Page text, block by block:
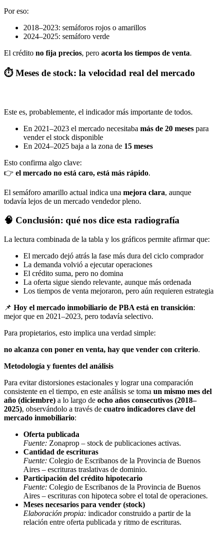
Por eso:
2018–2023: semáforos rojos o amarillos
2024–2025: semáforo verde
El crédito no fija precios, pero acorta los tiempos de venta.
⏱️ Meses de stock: la velocidad real del mercado
Este es, probablemente, el indicador más importante de todos.
En 2021–2023 el mercado necesitaba más de 20 meses para
vender el stock disponible
En 2024–2025 baja a la zona de 15 meses
Esto confirma algo clave:
👉 el mercado no está caro, está más rápido.
El semáforo amarillo actual indica una mejora clara, aunque
todavía lejos de un mercado vendedor pleno.
🧠 Conclusión: qué nos dice esta radiografía
La lectura combinada de la tabla y los gráficos permite afirmar que:
El mercado dejó atrás la fase más dura del ciclo comprador
La demanda volvió a ejecutar operaciones
El crédito suma, pero no domina
La oferta sigue siendo relevante, aunque más ordenada
Los tiempos de venta mejoraron, pero aún requieren estrategia
📌 Hoy el mercado inmobiliario de PBA está en transición:
mejor que en 2021–2023, pero todavía selectivo.
Para propietarios, esto implica una verdad simple:
no alcanza con poner en venta, hay que vender con criterio.
Metodología y fuentes del análisis
Para evitar distorsiones estacionales y lograr una comparación
consistente en el tiempo, en este análisis se toma un mismo mes del
año (diciembre) a lo largo de ocho años consecutivos (2018–
2025), observándolo a través de cuatro indicadores clave del
mercado inmobiliario:
Oferta publicada
Fuente: Zonaprop – stock de publicaciones activas.
Cantidad de escrituras
Fuente: Colegio de Escribanos de la Provincia de Buenos
Aires – escrituras traslativas de dominio.
Participación del crédito hipotecario
Fuente: Colegio de Escribanos de la Provincia de Buenos
Aires – escrituras con hipoteca sobre el total de operaciones.
Meses necesarios para vender (stock)
Elaboración propia: indicador construido a partir de la
relación entre oferta publicada y ritmo de escrituras.